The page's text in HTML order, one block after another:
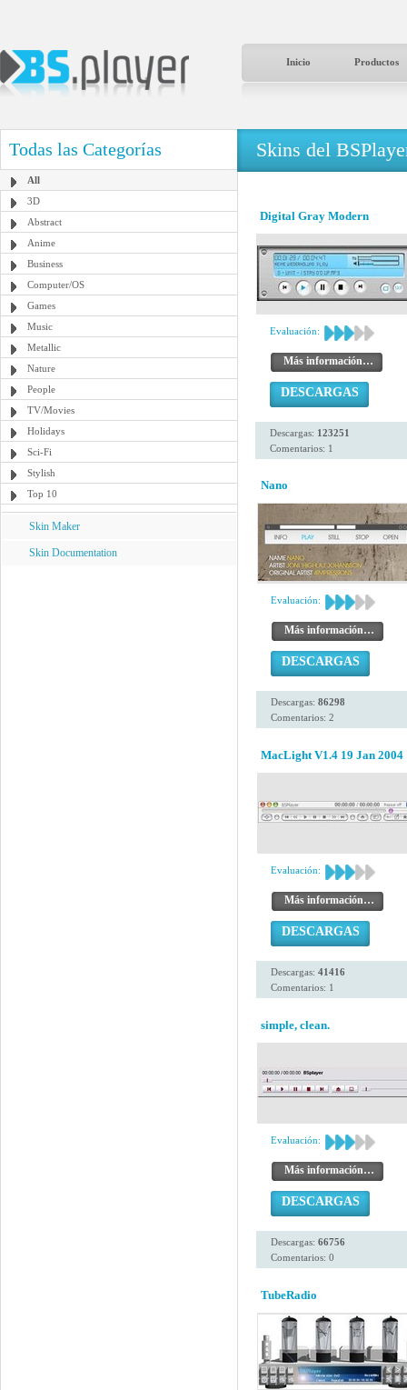
Inicio Productos
Todas las Categorías
All
3D
Abstract
Anime
Business
Computer/OS
Games
Music
Metallic
Nature
People
TV/Movies
Holidays
Sci-Fi
Stylish
Top 10
Skin Maker
Skin Documentation
Skins del
Digital Gray Modern
Evaluación:
Más información…
DESCARGAS
Descargas: 123251
Comentarios: 1
Nano
Evaluación:
Más información…
DESCARGAS
Descargas: 86298
Comentarios: 2
MacLight V1.4 19 Jan 2004
Evaluación:
Más información…
DESCARGAS
Descargas: 41416
Comentarios: 1
simple, clean.
Evaluación:
Más información…
DESCARGAS
Descargas: 66756
Comentarios: 0
TubeRadio